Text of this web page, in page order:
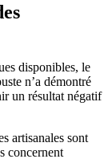
disponibles, le
n’a démontré
un résultat négatif
artisanales sont
concernent